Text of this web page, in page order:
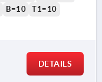
B=10 T1=10
DETAILS